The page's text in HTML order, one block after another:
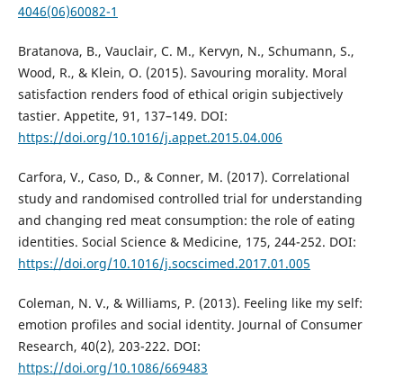
4046(06)60082-1
Bratanova, B., Vauclair, C. M., Kervyn, N., Schumann, S.,
Wood, R., & Klein, O. (2015). Savouring morality. Moral
satisfaction renders food of ethical origin subjectively
tastier. Appetite, 91, 137–149. DOI:
https://doi.org/10.1016/j.appet.2015.04.006
Carfora, V., Caso, D., & Conner, M. (2017). Correlational
study and randomised controlled trial for understanding
and changing red meat consumption: the role of eating
identities. Social Science & Medicine, 175, 244-252. DOI:
https://doi.org/10.1016/j.socscimed.2017.01.005
Coleman, N. V., & Williams, P. (2013). Feeling like my self:
emotion profiles and social identity. Journal of Consumer
Research, 40(2), 203-222. DOI:
https://doi.org/10.1086/669483